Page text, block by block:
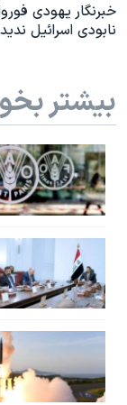
خبرنگار یهودی
نابودی اسرائیل
بیشتر